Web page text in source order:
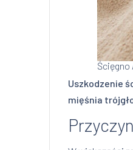
Ścięgno
Uszkodzenie
mięśnia